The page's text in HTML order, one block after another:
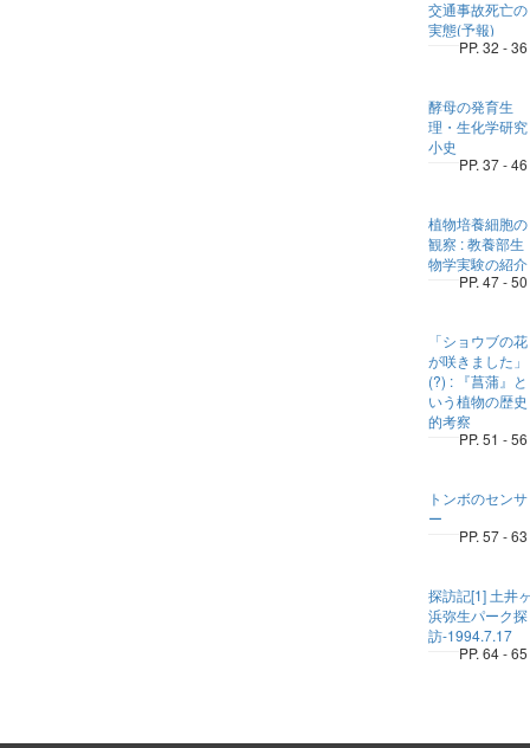
交通事故死亡の
実態(予報)
PP. 32 - 36
酵母の発育生
理・生化学研究
小史
PP. 37 - 46
植物培養細胞の
観察 : 教養部生
物学実験の紹介
PP. 47 - 50
「ショウブの花
が咲きました」
(?) : 『菖蒲』と
いう植物の歴史
的考察
PP. 51 - 56
トンボのセンサ
ー
PP. 57 - 63
探訪記[1] 土井
浜弥生パーク探
訪-1994.7.17
PP. 64 - 65